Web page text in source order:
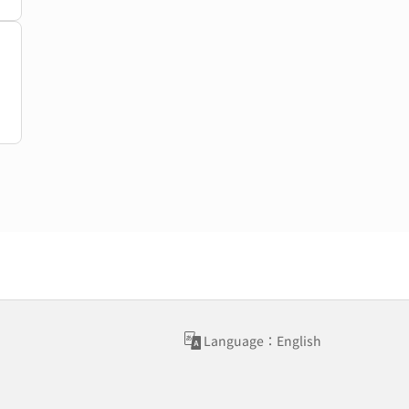
Language：English